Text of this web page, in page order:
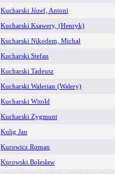
Kucharski Józef, Antoni
Kucharski Ksawery, (Henryk)
Kucharski Nikodem, Michał
Kucharski Stefan
Kucharski Tadeusz
Kucharski Walerian (Walery)
Kucharski Witold
Kucharski Zygmunt
Kulig Jan
Kurowicz Roman
Kurowski Bolesław